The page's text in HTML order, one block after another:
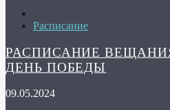
Расписание
РАСПИСАНИЕ
ДЕНЬ ПОБЕДЫ
09.05.2024